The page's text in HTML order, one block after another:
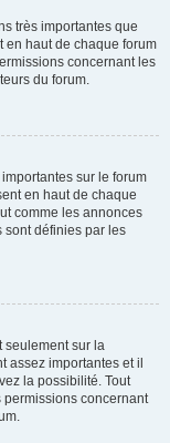
très importantes que
en haut de chaque forum
concernant les
du forum.
sur le forum
en haut de chaque
comme les annonces
sont définies par les
seulement sur la
assez importantes et il
la possibilité. Tout
concernant